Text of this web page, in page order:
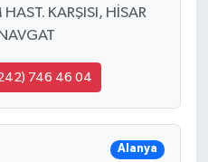
KARŞISI, HİSAR
746 46 04
Alanya